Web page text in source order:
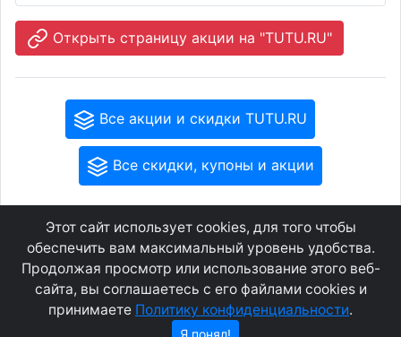
Открыть страницу акции на "TUTU.RU"
Все акции и скидки TUTU.RU
Все скидки, купоны и акции
GEOWAP.MOBI© 2007 - 2021
Соглашение
Конфиденциальность
О сайте
Контакты
Этот сайт использует cookies, для того чтобы
обеспечить вам максимальный уровень удобства.
Продолжая просмотр или использование этого веб-
сайта, вы соглашаетесь с его файлами cookies и
принимаете Политику конфиденциальности.
Я понял!